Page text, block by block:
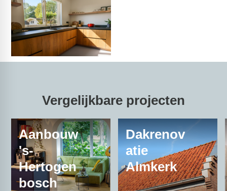
Vergelijkbare projecten
Aanbouw
's-
Hertogen
bosch
Dakrenov
atie
Almkerk